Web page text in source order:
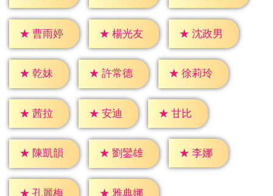
★ 曹雨婷 ★ 楊光友 ★ 沈政男
★ 乾妹 ★ 許常德 ★ 徐莉玲
★ 茜拉 ★ 安迪 ★ 甘比
★ 陳凱韻 ★ 劉鑾雄 ★ 李娜
★ 孔麗梅 ★ 雅典娜